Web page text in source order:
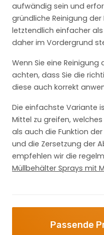
aufwändig sein und
gründliche Reinigung
letztendlich einfacher
daher im Vordergrund
Wenn Sie eine
achten, dass Sie die
diese auch korrekt
Die einfachste Variante
Mittel zu greifen,
als auch die Funktion
und die Zersetzung der
empfehlen wir die
Müllbehälter Sprays mit
Passende